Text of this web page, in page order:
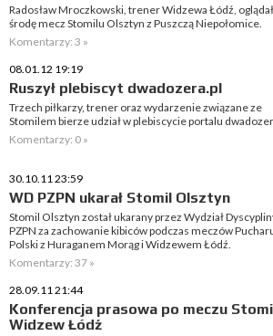
Radosław Mroczkowski, trener Widzewa Łódź,
środę mecz Stomilu Olsztyn z Puszczą Niepołomice.
Komentarzy: 3 »
08.01.12 19:19
Ruszył plebiscyt dwadozera.pl
Trzech piłkarzy, trener oraz wydarzenie związane ze
Stomilem bierze udział w plebiscycie portalu
Komentarzy: 0 »
30.10.11 23:59
WD PZPN ukarał Stomil Olsztyn
Stomil Olsztyn został ukarany przez Wydział
PZPN za zachowanie kibiców podczas meczów
Polski z Huraganem Morąg i Widzewem Łódź.
Komentarzy: 37 »
28.09.11 21:44
Konferencja prasowa po meczu
Widzew Łódź